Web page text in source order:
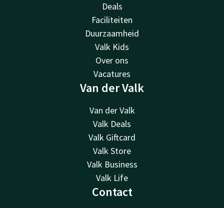
Deals
Faciliteiten
Duurzaamheid
Valk Kids
Over ons
Vacatures
Van der Valk
Van der Valk
Valk Deals
Valk Giftcard
Valk Store
Valk Business
Valk Life
Contact